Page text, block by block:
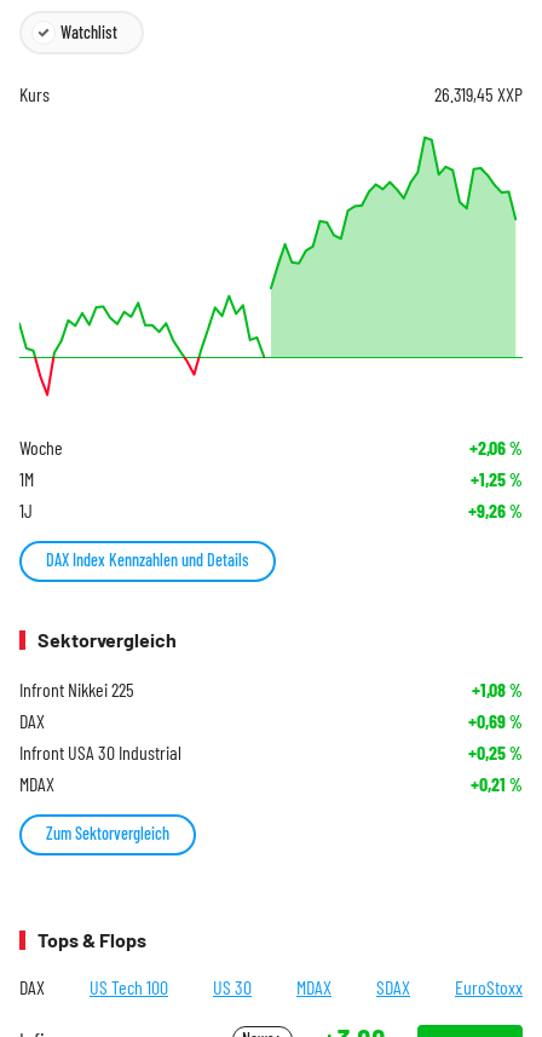
Watchlist
Kurs 26.319,45 XXP
Woche +2,06%
1M +1,25%
1J +9,26%
DAX Index Kennzahlen und Details
Sektorvergleich
Infront Nikkei 225 +1,08%
DAX +0,69%
Infront USA 30 Industrial +0,25%
MDAX +0,21 %
Zum Sektorvergleich
Tops & Flops
DAX US Tech 100 US 30 MDAX SDAX EuroStoxx